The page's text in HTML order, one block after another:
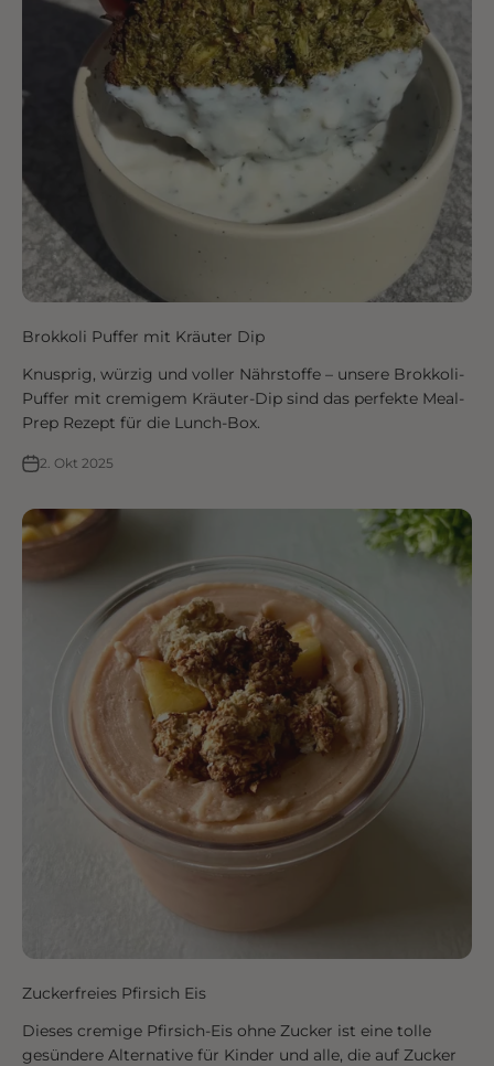
Brokkoli Puffer mit Kräuter Dip
Knusprig, würzig und voller Nährstoffe – unsere Brokkoli-
Puffer mit cremigem Kräuter-Dip sind das perfekte Meal-
Prep Rezept für die Lunch-Box.
2. Okt 2025
Zuckerfreies Pfirsich Eis
Dieses cremige Pfirsich-Eis ohne Zucker ist eine tolle
gesündere Alternative für Kinder und alle, die auf Zucker